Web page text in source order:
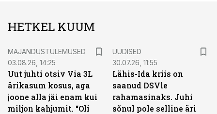
HETKEL KUUM
MAJANDUSTULEMUSED
03.08.26, 14:25
Uut juhti otsiv Via 3L
ärikasum kosus, aga
joone alla jäi enam kui
miljon kahjumit. “Oli
UUDISED
30.07.26, 11:55
Lähis-Ida kriis on
saanud DSVle
rahamasinaks. Juhi
sõnul pole selline äri